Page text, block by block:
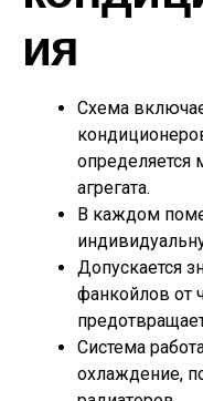
ия
Схема
определяется
агрегата.
В каждом
Допускается
фанкойлов от
Система
охлаждение,